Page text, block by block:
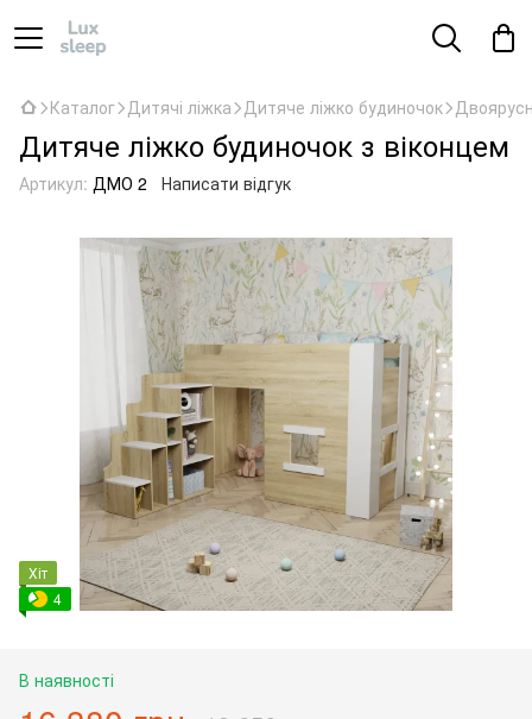
Каталог Дитячі ліжка Дитяче ліжко будиночок
Дитяче ліжко будиночок з віконцем
Артикул: ДМО 2 Написати відгук
Хіт
4
В наявності